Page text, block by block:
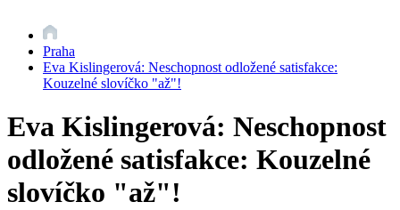
Praha
Eva Kislingerová: Neschopnost odložené satisfakce:
Kouzelné slovíčko "až"!
Eva Kislingerová: Neschopnost
odložené satisfakce: Kouzelné
slovíčko "až"!